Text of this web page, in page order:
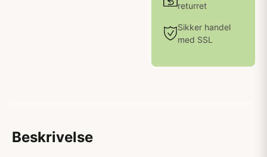
returret
Sikker handel
med SSL
Beskrivelse